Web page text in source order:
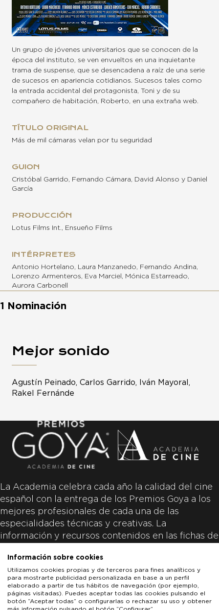
Un grupo de jóvenes universitarios que se conocen de la
época del instituto, se ven envueltos en una inquietante
trama de suspense, que se desencadena a raíz de una serie
de sucesos en apariencia cotidianos. Sucesos tales como
la entrada accidental del protagonista, Toni y de su
compañero de habitación, Roberto, en una extraña web.
TÍTULO ORIGINAL
Más de mil cámaras velan por tu seguridad
GUION
Cristóbal Garrido, Fernando Cámara, David Alonso y Daniel
García
PRODUCCIÓN
Lotus Films Int., Ensueño Films
INTÉRPRETES
Antonio Hortelano, Laura Manzanedo, Fernando Andina,
Lorenzo Armenteros, Eva Marciel, Mónica Estarreado,
Aurora Carbonell
1 Nominación
Mejor sonido
Agustín Peinado, Carlos Garrido, Iván Mayoral,
Rakel Fernánde
La Academia celebra cada año la calidad del cine
español con la entrega de los Premios Goya a los
mejores profesionales de cada una de las
especialidades técnicas y creativas. La
información y recursos contenidos en las fichas de
productoras de las películas y responsabilidad
única y exclusiva de las mismas.
Información sobre cookies
Utilizamos cookies propias y de terceros para fines analíticos y
para mostrarte publicidad personalizada en base a un perfil
elaborado a partir de tus hábitos de navegación (por ejemplo,
páginas visitadas). Puedes aceptar todas las cookies pulsando el
botón “Aceptar todas” o configurarlas o rechazar su uso y obtener